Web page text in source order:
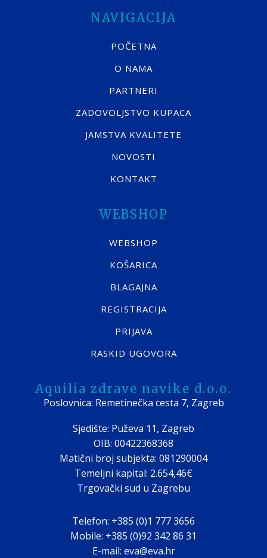
NAVIGACIJA
POČETNA
O NAMA
PARTNERI
ZADOVOLJSTVO KUPACA
JAMSTVA KVALITETE
NOVOSTI
KONTAKT
WEBSHOP
WEBSHOP
KOŠARICA
BLAGAJNA
REGISTRACIJA
PRIJAVA
RASKID UGOVORA
Aquilia zdrave navike d.o.o.
Poslovnica: Remetinečka cesta 7, Zagreb
Sjedište: Puževa 11, Zagreb
OIB: 00422368368
Matični broj subjekta: 081290004
Temeljni kapital: 2.654,46€
Trgovački sud u Zagrebu
Telefon: +385 (0)1 777 3656
Mobile: +385 (0)92 342 86 31
E-mail: eva@eva.hr